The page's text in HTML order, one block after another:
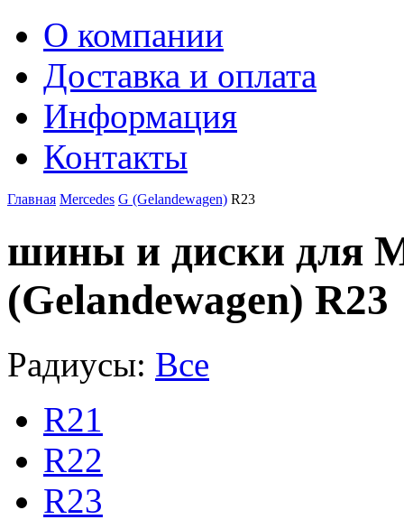
О компании
Доставка и оплата
Информация
Контакты
Главная Mercedes G (Gelandewagen) R23
шины и диски для
(Gelandewagen) R23
Радиусы: Все
R21
R22
R23